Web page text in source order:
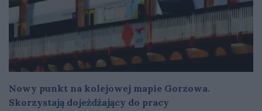
Nowy punkt na kolejowej mapie Gorzowa.
Skorzystają dojeżdżający do pracy